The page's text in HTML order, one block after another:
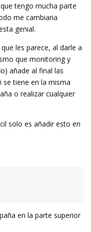
tengo mucha parte
me cambiaria
genial.
les parece, al darle a
que monitoring y
añade al final las
se tiene en la misma
o realizar cualquier
solo es añadir esto en
en la parte superior